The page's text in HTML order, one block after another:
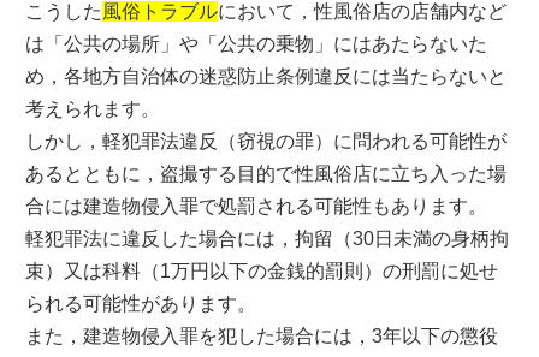
こうした 風俗トラブルにおいて，性風俗店の店舗内など
は「公共の場所」や「公共の乗物」にはあたらないた
め，各地方自治体の迷惑防止条例違反には当たらないと
考えられます。
しかし，軽犯罪法違反（窃視の罪）に問われる可能性が
あるとともに，盗撮する目的で性風俗店に立ち入った場
合には建造物侵入罪で処罰される可能性もあります。
軽犯罪法に違反した場合には，拘留（30日未満の身柄拘
束）又は科料（1万円以下の金銭的罰則）の刑罰に処せ
られる可能性があります。
また，建造物侵入罪を犯した場合には，3年以下の懲役